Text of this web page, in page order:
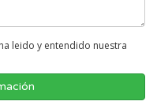
leido y entendido nuestra